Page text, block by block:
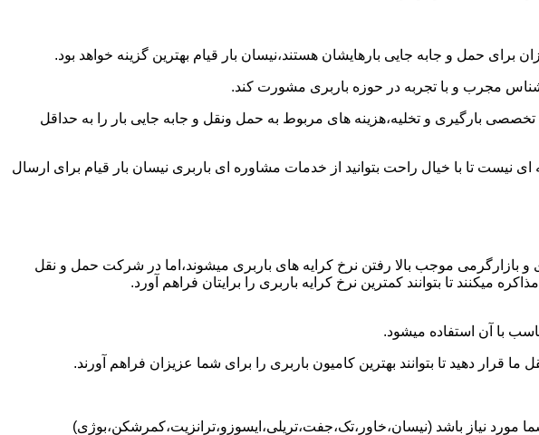
برای حمل و جابه جایی بارهایشان هستند،نیسان بار قیام بهترین گزینه خواهد بود.
مجرب و با تجربه در حوزه باربری مشورت کند.
بارگیری و تخلیه،هزینه های مربوط به حمل ونقل و جابه جایی بار را به حداقل
نیست تا با خیال راحت بتوانید از خدمات مشاوره ای باربری نیسان بار قیام برای ارسال
بازارگرمی موجب بالا رفتن نرخ کرایه های باربری میشوند،اما در شرکت حمل و نقل
تا بتوانند کمترین نرخ کرایه باربری را برایتان فراهم آورد.
با آن استفاده میشود.
دهید تا بتوانند بهترین کامیون باربری را برای شما عزیزان فراهم آورند.
نیاز باشد (نیسان،خاور،تک،جفت،تریلی،ایسوزو،ترانزیت،کمرشکن،بوژی)